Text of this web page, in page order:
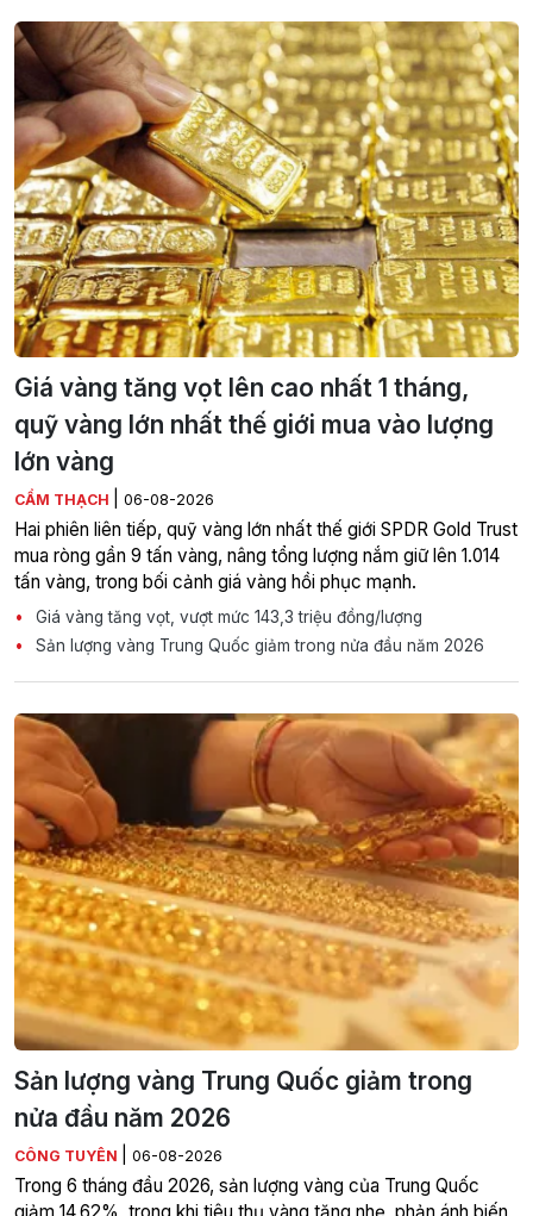
Giá vàng tăng vọt lên cao nhất 1 tháng,
quỹ vàng lớn nhất thế giới mua vào lượng
lớn vàng
CẨM THẠCH 06-08-2026
Hai phiên liên tiếp, quỹ vàng lớn nhất thế giới SPDR Gold Trust
mua ròng gần 9 tấn vàng, nâng tổng lượng nắm giữ lên 1.014
tấn vàng, trong bối cảnh giá vàng hồi phục mạnh.
Giá vàng tăng vọt, vượt mức 143,3 triệu đồng/lượng
Sản lượng vàng Trung Quốc giảm trong nửa đầu năm 2026
Sản lượng vàng Trung Quốc giảm trong
nửa đầu năm 2026
CÔNG TUYÊN 06-08-2026
Trong 6 tháng đầu 2026, sản lượng vàng của Trung Quốc